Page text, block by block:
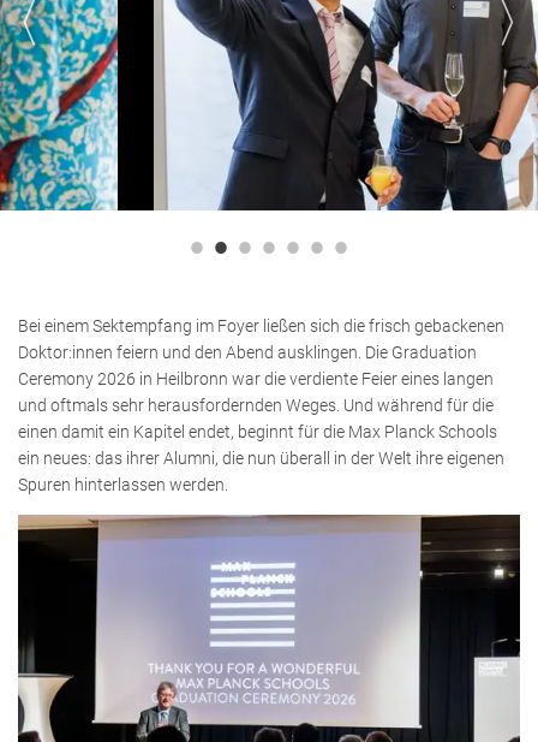
Bei einem Sektempfang im Foyer ließen sich die frisch gebackenen
Doktor:innen feiern und den Abend ausklingen. Die Graduation
Ceremony 2026 in Heilbronn war die verdiente Feier eines langen
und oftmals sehr herausfordernden Weges. Und während für die
einen damit ein Kapitel endet, beginnt für die Max Planck Schools
ein neues: das ihrer Alumni, die nun überall in der Welt ihre eigenen
Spuren hinterlassen werden.